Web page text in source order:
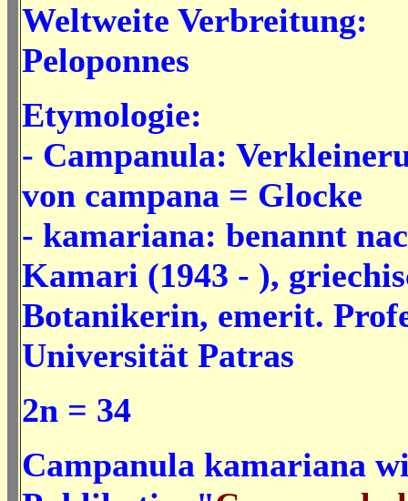
Weltweite Verbreitung:
Peloponnes
Etymologie:
- Campanula:
von campana = Glocke
- kamariana: benannt
Kamari (1943 - ),
Botanikerin, emerit.
Universität Patras
2n = 34
Campanula kamariana